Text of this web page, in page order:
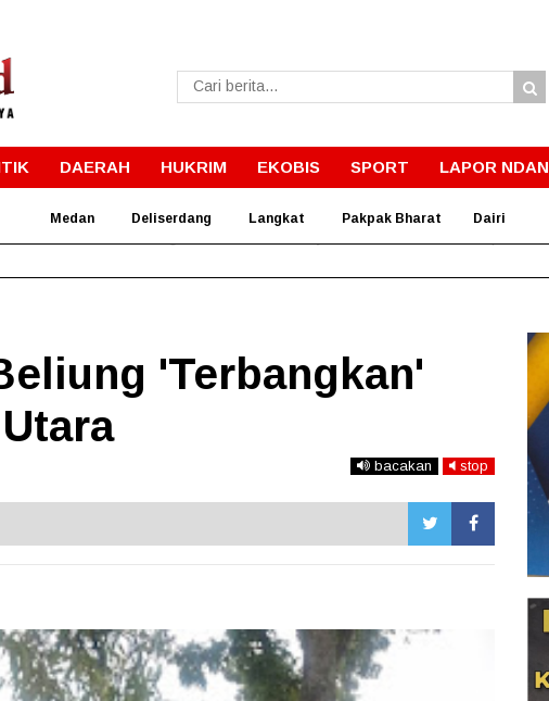
DAERAH HUKRIM EKOBIS SPORT LAPOR NDAN
Medan Deliserdang Langkat Pakpak Bharat Dairi
'Terbangkan'
bacakan stop